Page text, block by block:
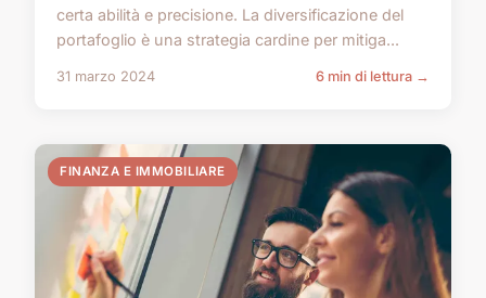
certa abilità e precisione. La diversificazione del
portafoglio è una strategia cardine per mitiga...
31 marzo 2024 6 min di lettura →
FINANZA E IMMOBILIARE